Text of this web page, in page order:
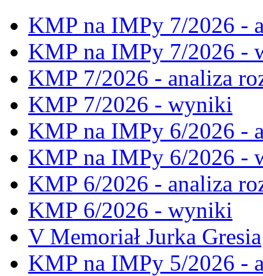
KMP na IMPy 7/2026 -
KMP na IMPy 7/2026 -
KMP 7/2026 - analiza
KMP 7/2026 - wyniki
KMP na IMPy 6/2026 -
KMP na IMPy 6/2026 -
KMP 6/2026 - analiza
KMP 6/2026 - wyniki
V Memoriał Jurka Gresia
KMP na IMPy 5/2026 -